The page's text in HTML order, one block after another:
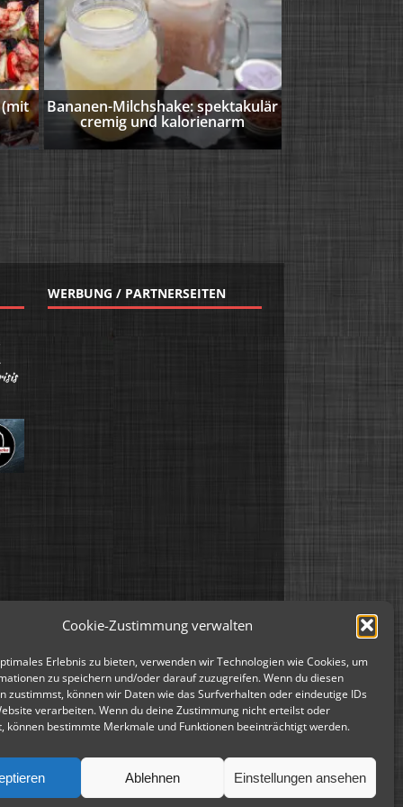
Cookie-Zustimmung verwalten
Erlebnis zu bieten, verwenden wir Technologien wie Cookies, um
zu speichern und/oder darauf zuzugreifen. Wenn du diesen
zustimmst, können wir Daten wie das Surfverhalten oder eindeutige IDs
verarbeiten. Wenn du deine Zustimmung nicht erteilst oder
können bestimmte Merkmale und Funktionen beeinträchtigt werden.
Ablehnen Einstellungen ansehen
unserem Rezept einfach
machen Wenn Oma mir
(mit Bananen-Milchshake: spektakulär
cremig und kalorienarm
WERBUNG / PARTNERSEITEN